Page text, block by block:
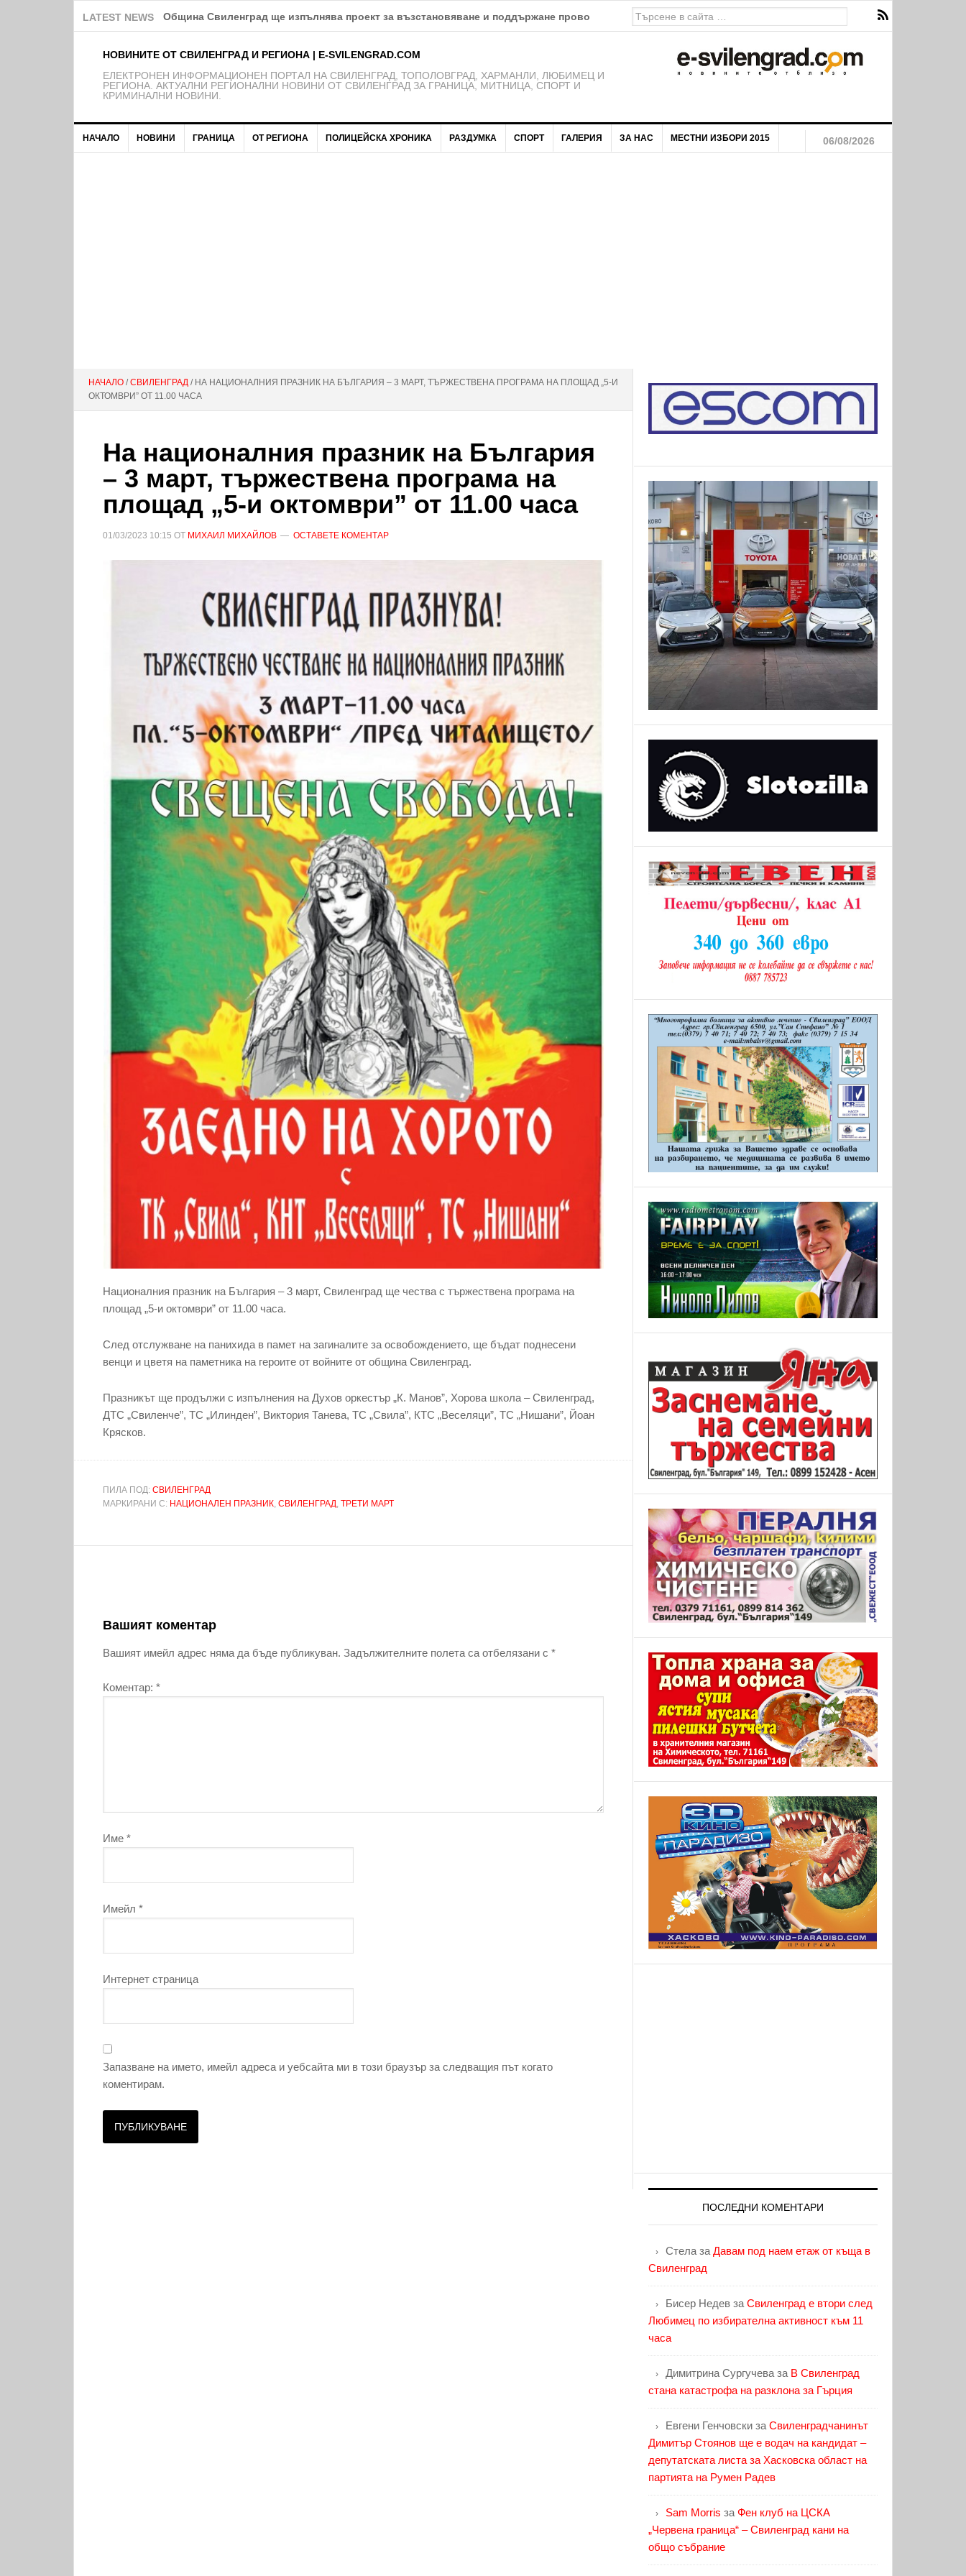
LATEST NEWS Община Свиленград ще изпълнява проект за възстановяване и поддържане проводимостта на река Марица
НОВИНИТЕ ОТ СВИЛЕНГРАД И РЕГИОНА | E-SVILENGRAD.COM
EЛЕКТРОНЕН ИНФОРМАЦИОНЕН ПОРТАЛ НА СВИЛЕНГРАД, ТОПОЛОВГРАД, ХАРМАНЛИ, ЛЮБИМЕЦ И
РЕГИОНА. АКТУАЛНИ РЕГИОНАЛНИ НОВИНИ ОТ СВИЛЕНГРАД ЗА ГРАНИЦА, МИТНИЦА, СПОРТ И
КРИМИНАЛНИ НОВИНИ.
НАЧАЛО НОВИНИ ГРАНИЦА ОТ РЕГИОНА ПОЛИЦЕЙСКА ХРОНИКА РАЗДУМКА СПОРТ ГАЛЕРИЯ ЗА НАС МЕСТНИ ИЗБОРИ 2015 06/08/2026
НАЧАЛО /СВИЛЕНГРАД / НА НАЦИОНАЛНИЯ ПРАЗНИК НА БЪЛГАРИЯ – 3 МАРТ, ТЪРЖЕСТВЕНА ПРОГРАМА НА ПЛОЩАД „5-И
ОКТОМВРИ” ОТ 11.00 ЧАСА
На националния празник на България
– 3 март, тържествена програма на
площад „5-и октомври” от 11.00 часа
01/03/2023 10:15 ОТ МИХАИЛ МИХАЙЛОВ ОСТАВЕТЕ КОМЕНТАР
Националния празник на България – 3 март, Свиленград ще чества с тържествена програма на
площад „5-и октомври” от 11.00 часа.
След отслужване на панихида в памет на загиналите за освобождението, ще бъдат поднесени
венци и цветя на паметника на героите от войните от община Свиленград.
Празникът ще продължи с изпълнения на Духов оркестър „К. Манов”, Хорова школа – Свиленград,
ДТС „Свиленче”, ТС „Илинден”, Виктория Танева, ТС „Свила”, КТС „Веселяци”, ТС „Нишани”, Йоан
Крясков.
ПИЛА ПОД: СВИЛЕНГРАД
МАРКИРАНИ С: НАЦИОНАЛЕН ПРАЗНИК СВИЛЕНГРАД ТРЕТИ МАРТ
Вашият коментар
Вашият имейл адрес няма да бъде публикуван. Задължителните полета са отбелязани с *
Коментар: *
Име *
Имейл *
Интернет страница
Запазване на името, имейл адреса и уебсайта ми в този браузър за следващия път когато
коментирам.
ПОСЛЕДНИ КОМЕНТАРИ
Стела за Давам под наем етаж от къща в
Свиленград
Бисер Недев за Свиленград е втори след
Любимец по избирателна активност към 11
часа
Димитрина Сургучева за В Свиленград
стана катастрофа на разклона за Гърция
Евгени Генчовски за Свиленградчанинът
Димитър Стоянов ще е водач на кандидат –
депутатската листа за Хасковска област на
партията на Румен Радев
Sam Morris за Фен клуб на ЦСКА
„Червена граница“ – Свиленград кани на
общо събрание